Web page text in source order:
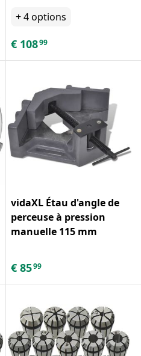
+4options
€ 10899
vidaXL Étau d'angle de
perceuse à pression
manuelle 115 mm
€ 8599